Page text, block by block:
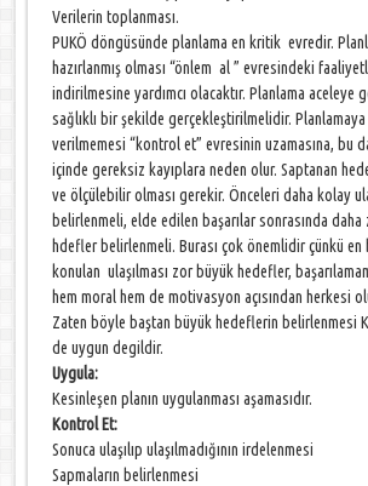
Verilerin toplanması.
PUKÖ döngüsünde planlama en kritik evredir.
hazırlanmış olması “önlem al ” evresindeki
indirilmesine yardımcı olacaktır. Planlama aceleye
sağlıklı bir şekilde gerçekleştirilmelidir.
verilmemesi “kontrol et” evresinin uzamasına, bu
içinde gereksiz kayıplara neden olur. Saptanan
ve ölçülebilir olması gerekir. Önceleri daha kolay
belirlenmeli, elde edilen başarılar sonrasında daha
hdefler belirlenmeli. Burası çok önemlidir çünkü en
konulan ulaşılması zor büyük hedefler,
hem moral hem de motivasyon açısından herkesi
Zaten böyle baştan büyük hedeflerin belirlenmesi
de uygun degildir.
Uygula:
Kesinleşen planın uygulanması aşamasıdır.
Kontrol Et:
Sonuca ulaşılıp ulaşılmadığının irdelenmesi
Sapmaların belirlenmesi